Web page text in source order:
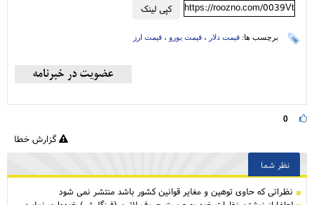
کپی لینک https://roozno.com/0039Vt
برچسب ها: قیمت دلار ، قیمت یورو ، قیمت ارز
0
گزارش خطا
نظر شما
نظراتی كه حاوی توهین و مغایر قوانین کشور باشد منتشر نمی شود